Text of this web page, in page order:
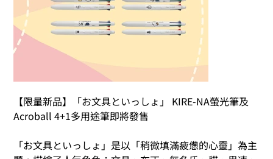
【限量新品】「お文具といっしょ」 KIRE-NA螢光筆及
Acroball 4+1多用途筆即將發售
「お文具といっしょ」是以「稍微填滿疲憊的心靈」為主